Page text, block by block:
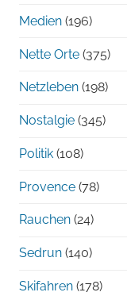
Medien (196)
Nette Orte (375)
Netzleben (198)
Nostalgie (345)
Politik (108)
Provence (78)
Rauchen (24)
Sedrun (140)
Skifahren (178)